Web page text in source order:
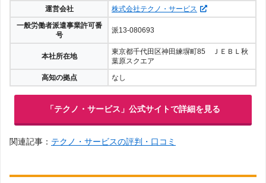
運営会社
株式会社テクノ・サービス
一般労働者派遣事業許可番
号
派13-080693
本社所在地
東京都千代田区神田練塀町85 ＪＥＢＬ秋
葉原スクエア
高知の拠点
なし
「テクノ・サービス」公式サイトで詳細を見る
関連記事： テクノ・サービスの評判・口コミ